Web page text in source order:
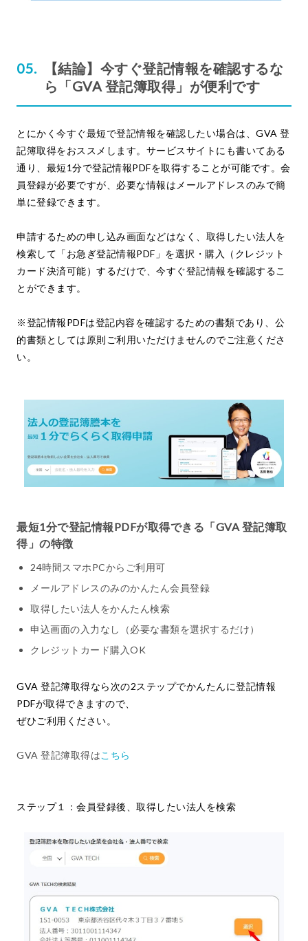
【結論】今すぐ登記情報を確認するな
ら「GVA 登記簿取得」が便利です
とにかく今すぐ最短で登記情報を確認したい場合は、GVA 登
記簿取得をおススメします。サービスサイトにも書いてある
通り、最短1分で登記情報PDFを取得することが可能です。会
員登録が必要ですが、必要な情報はメールアドレスのみで簡
単に登録できます。
申請するための申し込み画面などはなく、取得したい法人を
検索して「お急ぎ登記情報PDF」を選択・購入（クレジット
カード決済可能）するだけで、今すぐ登記情報を確認するこ
とができます。
※登記情報PDFは登記内容を確認するための書類であり、公
的書類としては原則ご利用いただけませんのでご注意くださ
い。
最短1分で登記情報PDFが取得できる「GVA 登記簿取
得」の特徴
24時間スマホPCからご利用可
メールアドレスのみのかんたん会員登録
取得したい法人をかんたん検索
申込画面の入力なし（必要な書類を選択するだけ）
クレジットカード購入OK
GVA 登記簿取得なら次の2ステップでかんたんに登記情報
PDFが取得できますので、
ぜひご利用ください。
GVA 登記簿取得はこちら
ステップ１：会員登録後、取得したい法人を検索